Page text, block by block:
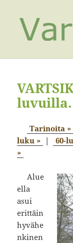
luvuilla.
Tarinoita »
luku » | 60-
»
Alue
ella
asui
erittäin
hyvähe
nkinen